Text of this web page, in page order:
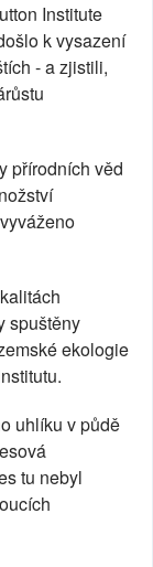
Institute
k vysazení
- a zjistili,
přírodních věd
spuštěny
ekologie
uhlíku v půdě
tu nebyl